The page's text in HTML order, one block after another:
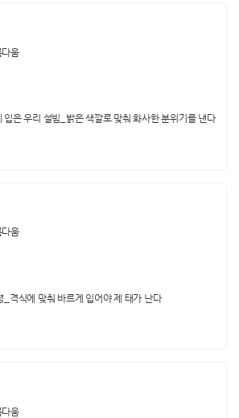
움
입은 우리 설빔_밝은 색깔로 맞춰 화사한 분위기를 낸다
움
_격식에 맞춰 바르게 입어야 제 태가 난다
움